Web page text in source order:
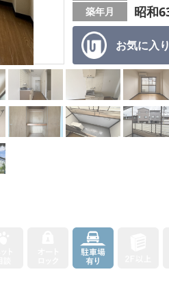
お気に入
築年月 昭和